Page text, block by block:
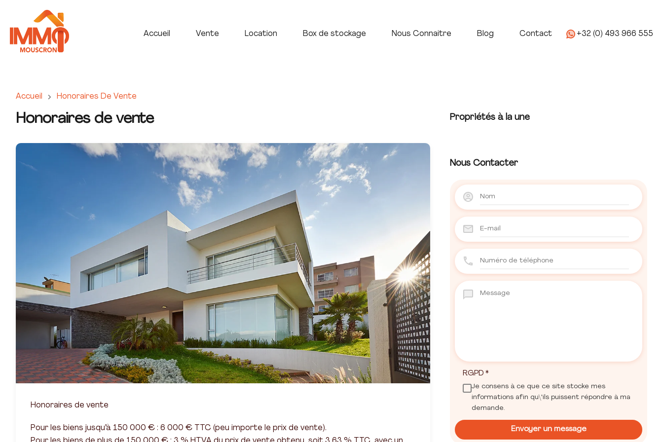
Accueil Vente Location Box de stockage Nous Connaitre Blog Contact
Accueil Vente Location Box de stockage Nous Connaitre Blog Contact +32 (0) 493 966 555
Accueil Honoraires De Vente
Honoraires de vente
Honoraires de vente
Pour les biens jusqu’à 150 000 € : 6 000 € TTC (peu importe le prix de vente).
Propriétés à la une
Nous Contacter
RGPD *
Je consens à ce que ce site stocke mes
informations afin qu\'ils puissent répondre à ma
demande.